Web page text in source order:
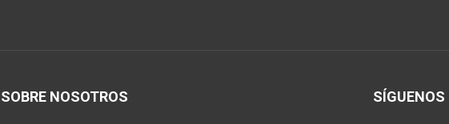
SOBRE NOSOTROS SÍGUENOS